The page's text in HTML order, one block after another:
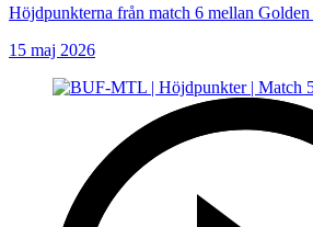
Höjdpunkterna från match 6 mellan
15 maj 2026